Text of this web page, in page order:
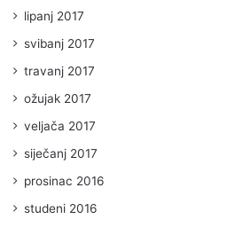
lipanj 2017
svibanj 2017
travanj 2017
ožujak 2017
veljača 2017
siječanj 2017
prosinac 2016
studeni 2016